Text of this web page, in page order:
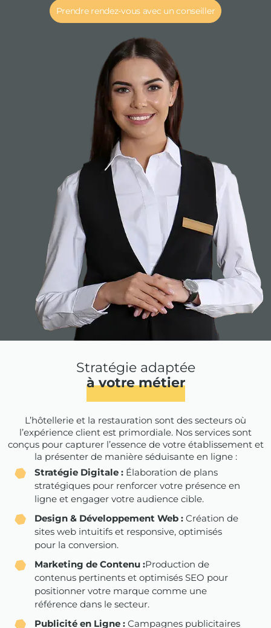
Prendre rendez-vous avec un conseiller
Stratégie adaptée
à votre métier
L’hôtellerie et la restauration sont des secteurs où
l’expérience client est primordiale. Nos services sont
conçus pour capturer l’essence de votre établissement et
la présenter de manière séduisante en ligne :
Stratégie Digitale : Élaboration de plans
stratégiques pour renforcer votre présence en
ligne et engager votre audience cible.
Design & Développement Web : Création de
sites web intuitifs et responsive, optimisés
pour la conversion.
Marketing de Contenu :Production de
contenus pertinents et optimisés SEO pour
positionner votre marque comme une
référence dans le secteur.
Publicité en Ligne : Campagnes publicitaires